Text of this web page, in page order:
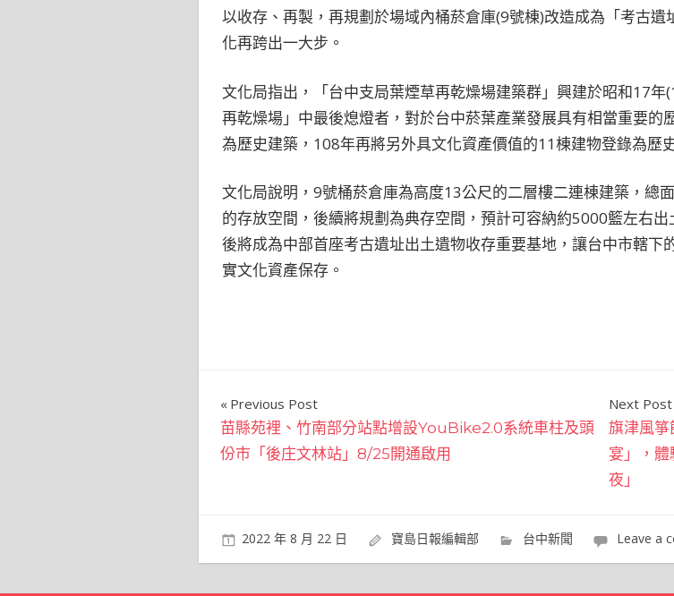
以收存、再製，再規劃於場域內桶菸倉庫(9號棟)改造成為「考古
化再跨出一大步。
文化局指出，「台中支局葉煙草再乾燥場建築群」興建於昭和17
再乾燥場」中最後熄燈者，對於台中菸葉產業發展具有相當重要
為歷史建築，108年再將另外具文化資產價值的11棟建物登錄為歷
文化局說明，9號桶菸倉庫為高度13公尺的二層樓二連棟建築，總
的存放空間，後續將規劃為典存空間，預計可容納約5000籃左右
後將成為中部首座考古遺址出土遺物收存重要基地，讓台中市轄下
實文化資產保存。
文
章
Previous Post
苗縣苑裡、竹南部分站點增設YouBike2.0系統車柱及頭
份市「後庄文林站」8/25開通啟用
Next Post
旗津風箏
宴」，
夜」
2022 年 8 月 22 日 寶島日報編輯部 台中新聞 Leave a